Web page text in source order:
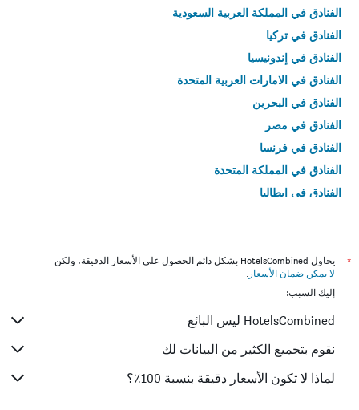
الفنادق في المملكة العربية السعودية
الفنادق في تركيا
الفنادق في إندونيسيا
الفنادق في الامارات العربية المتحدة
الفنادق في البحرين
الفنادق في مصر
الفنادق في فرنسا
الفنادق في المملكة المتحدة
الفنادق في إيطاليا
*
يحاول HotelsCombined بشكل دائم الحصول على الأسعار الدقيقة، ولكن
لا يمكن ضمان الأسعار .
إليك السبب:
HotelsCombined ليس البائع
نقوم بتجميع الكثير من البيانات لك
لماذا لا تكون الأسعار دقيقة بنسبة 100٪؟